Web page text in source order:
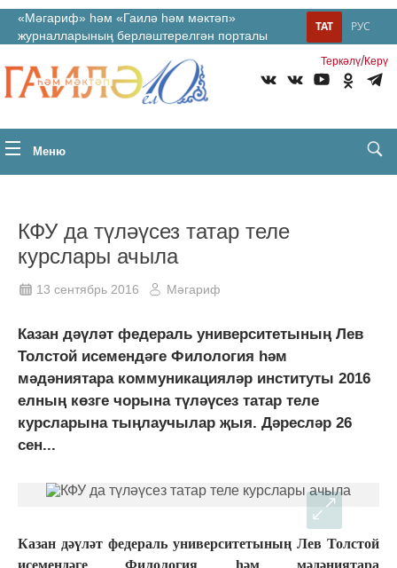
«Мәгариф» һәм «Гаилә һәм мәктәп»
журналларының берләштерелгән порталы
РУС
ТАТ
Теркəлү/Керү
Меню
КФУ да түләүсез татар теле
курслары ачыла
13 сентябрь 2016 Мәгариф
Казан дәүләт федераль университетының Лев
Толстой исемендәге Филология һәм
мәдәниятара коммуникацияләр институты 2016
елның көзге чорына түләүсез татар теле
курсларына тыңлаучылар җыя. Дәресләр 26
сен...
Казан дәүләт федераль университетының Лев Толстой
исемендәге Филология һәм мәдәниятара